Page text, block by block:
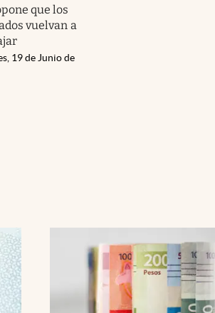
que los
vuelvan a
19 de Junio de